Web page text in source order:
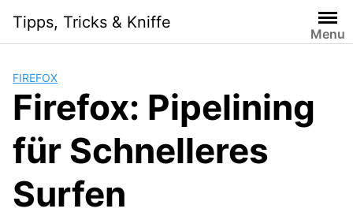
content
Tipps, Tricks & Kniffe
Menu
FIREFOX
Firefox: Pipelining
für Schnelleres
Surfen